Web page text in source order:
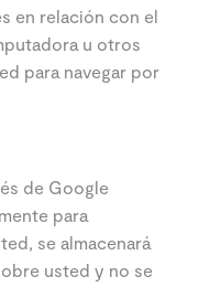
en relación con el
u otros
para navegar por
de Google
para
se almacenará
usted y no se